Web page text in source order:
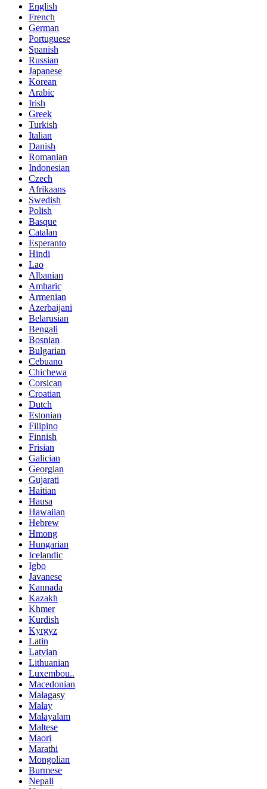
English
French
German
Portuguese
Spanish
Russian
Japanese
Korean
Arabic
Irish
Greek
Turkish
Italian
Danish
Romanian
Indonesian
Czech
Afrikaans
Swedish
Polish
Basque
Catalan
Esperanto
Hindi
Lao
Albanian
Amharic
Armenian
Azerbaijani
Belarusian
Bengali
Bosnian
Bulgarian
Cebuano
Chichewa
Corsican
Croatian
Dutch
Estonian
Filipino
Finnish
Frisian
Galician
Georgian
Gujarati
Haitian
Hausa
Hawaiian
Hebrew
Hmong
Hungarian
Icelandic
Igbo
Javanese
Kannada
Kazakh
Khmer
Kurdish
Kyrgyz
Latin
Latvian
Lithuanian
Luxembou..
Macedonian
Malagasy
Malay
Malayalam
Maltese
Maori
Marathi
Mongolian
Burmese
Nepali